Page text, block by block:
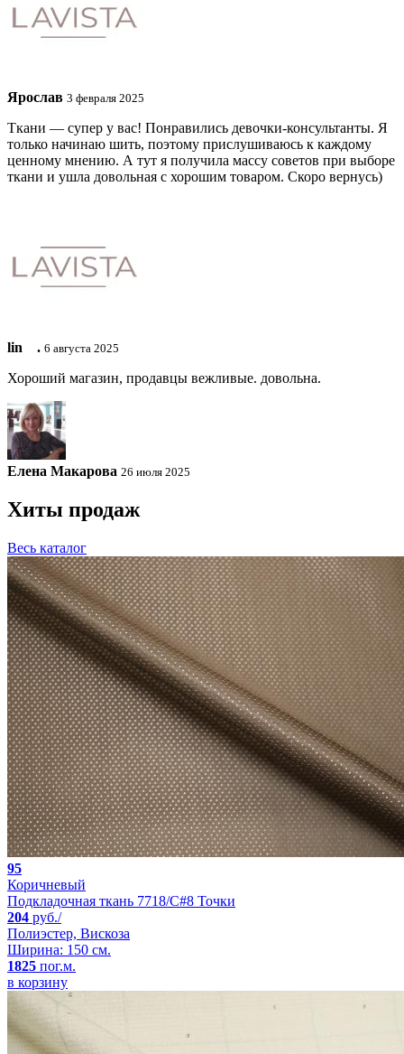
Ярослав 3 февраля 2025
Ткани — супер у вас! Понравились девочки-консультанты. Я
только начинаю шить, поэтому прислушиваюсь к каждому
ценному мнению. А тут я получила массу советов при выборе
ткани и ушла довольная с хорошим товаром. Скоро вернусь)
lin ⠀. 6 августа 2025
Хороший магазин, продавцы вежливые. довольна.
Елена Макарова 26 июля 2025
Хиты продаж
Весь каталог
95
Коричневый
Подкладочная ткань 7718/C#8 Точки
204 руб./
Полиэстер, Вискоза
Ширина: 150 см.
1825 пог.м.
в корзину